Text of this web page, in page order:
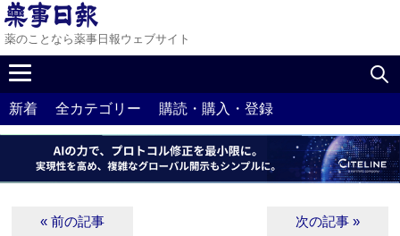
薬のことなら薬事日報ウェブサイト
新着 全カテゴリー 購読・購入・登録
« 前の記事 次の記事 »